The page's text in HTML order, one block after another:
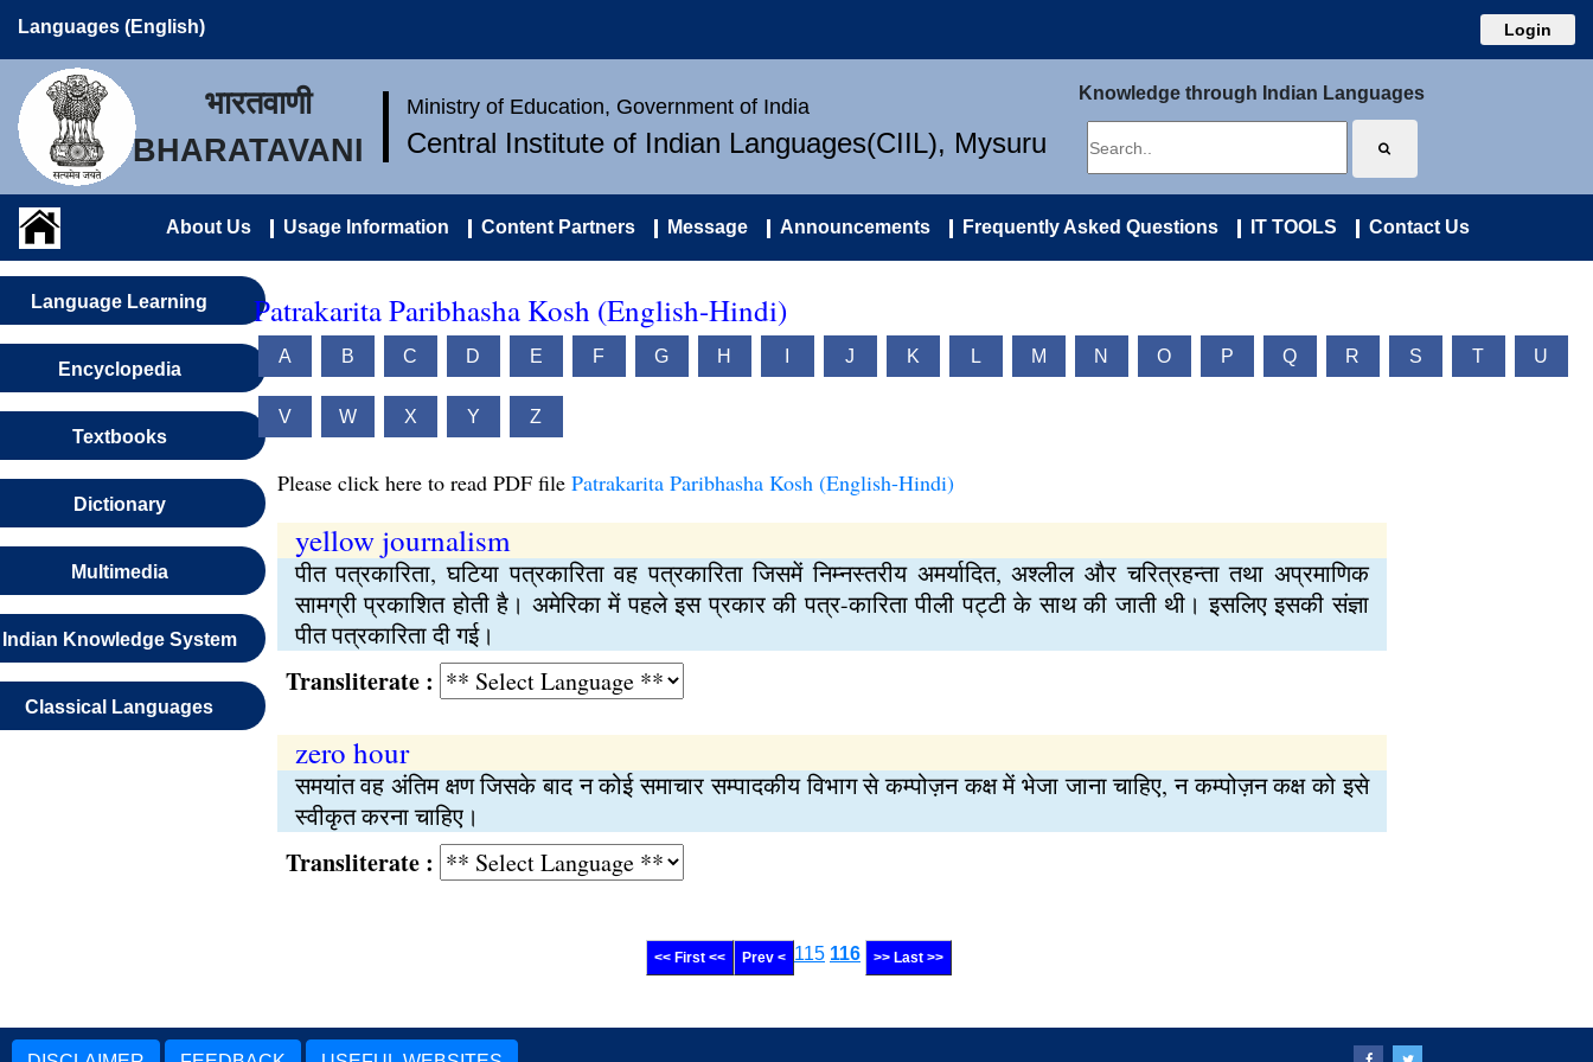
Languages (English) Login
भारतवाणी
BHARATAVANI
Ministry of Education, Government of India
Central Institute of Indian Languages(CIIL), Mysuru
Knowledge through Indian Languages
About Us Usage Information Content Partners Message Announcements Frequently Asked Questions IT TOOLS Contact Us
Language Learning
Encyclopedia
Textbooks
Dictionary
Multimedia
Indian Knowledge System
Classical Languages
Patrakarita Paribhasha Kosh (English-Hindi)
A B C D E F G H J K L M N O P Q R S T U
V W X Y Z
Please click here to read PDF file Patrakarita Paribhasha Kosh (English-Hindi)
yellow journalism
पीत पत्रकारिता, घटिया पत्रकारिता वह पत्रकारिता जिसमें निम्नस्तरीय अमर्यादित, अश्लील और चरित्रहन्ता तथा अप्रमाणिक
सामग्री प्रकाशित होती है। अमेरिका में पहले इस प्रकार की पत्र-कारिता पीली पट्टी के साथ की जाती थी। इसलिए इसकी संज्ञा
पीत पत्रकारिता दी गई।
Transliterate :
zero hour
समयांत वह अंतिम क्षण जिसके बाद न कोई समाचार सम्पादकीय विभाग से कम्पोज़न कक्ष में भेजा जाना चाहिए, न कम्पोज़न कक्ष को इसे
स्वीकृत करना चाहिए।
Transliterate :
<< First << Prev < 115 116 >> Last >>